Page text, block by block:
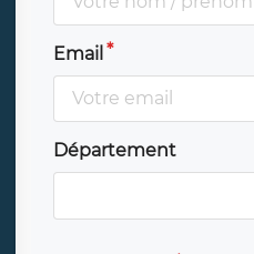
Email
Département